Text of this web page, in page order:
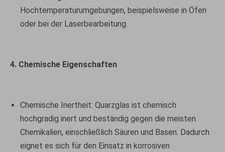
Hochtemperaturumgebungen, beispielsweise in Öfen
oder bei der Laserbearbeitung.
4. Chemische Eigenschaften
Chemische Inertheit: Quarzglas ist chemisch
hochgradig inert und beständig gegen die meisten
Chemikalien, einschließlich Säuren und Basen. Dadurch
eignet es sich für den Einsatz in korrosiven